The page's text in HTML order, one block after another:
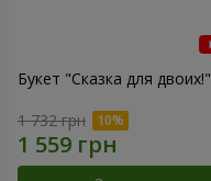
Букет "Сказка для двоих!"
1 732 грн